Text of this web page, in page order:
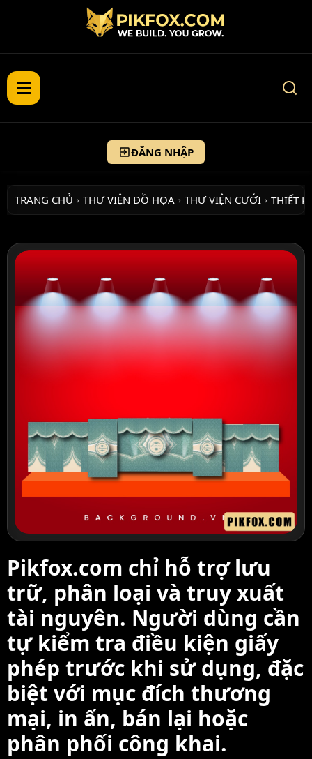
ĐĂNG NHẬP
TRANG CHỦ › THƯ VIỆN ĐỒ HỌA › THƯ VIỆN CƯỚI › THIẾT
Pikfox.com chỉ hỗ trợ lưu
trữ, phân loại và truy xuất
tài nguyên. Người dùng cần
tự kiểm tra điều kiện giấy
phép trước khi sử dụng, đặc
biệt với mục đích thương
mại, in ấn, bán lại hoặc
phân phối công khai.